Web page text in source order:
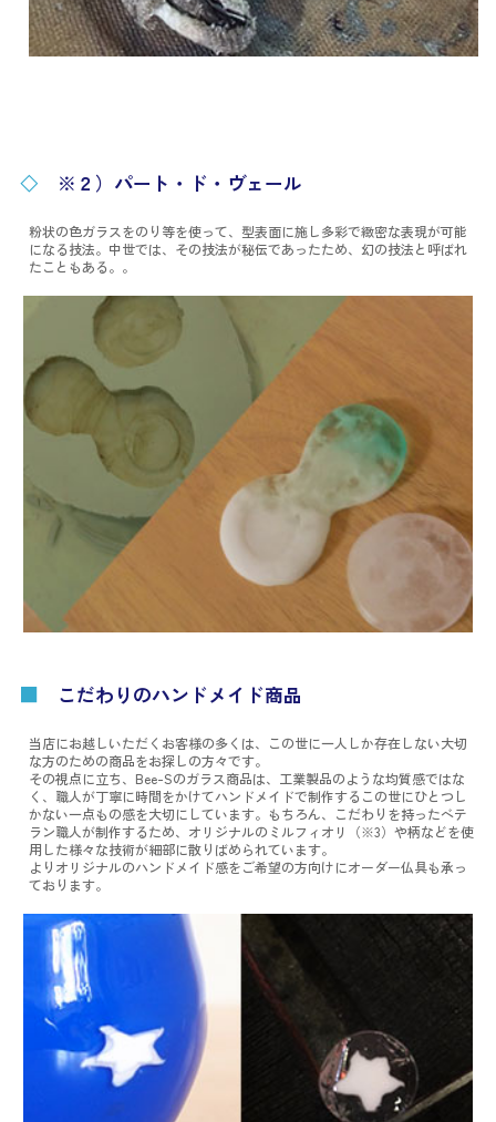
◇ ※２）パート・ド・ヴェール
粉状の色ガラスをのり等を使って、型表面に施し多彩で緻密な表現が可能
になる技法。中世では、その技法が秘伝であったため、幻の技法と呼ばれ
たこともある。。
■ こだわりのハンドメイド商品
当店にお越しいただくお客様の多くは、この世に一人しか存在しない大切
な方のための商品をお探しの方々です。
その視点に立ち、Bee-Sのガラス商品は、工業製品のような均質感ではな
く、職人が丁寧に時間をかけてハンドメイドで制作するこの世にひとつし
かない一点もの感を大切にしています。もちろん、こだわりを持ったベテ
ラン職人が制作するため、オリジナルのミルフィオリ（※3）や柄などを使
用した様々な技術が細部に散りばめられています。
よりオリジナルのハンドメイド感をご希望の方向けにオーダー仏具も承っ
ております。